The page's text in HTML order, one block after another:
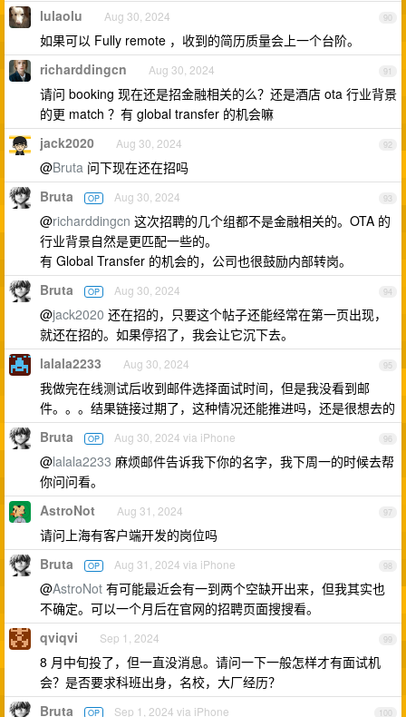
90
lulaolu Aug 30, 2024
如果可以 Fully remote ，收到的简历质量会上一个台阶。
91
richarddingcn Aug 30, 2024
请问 booking 现在还是招金融相关的么？还是酒店 ota 行业背景
的更 match ？有 global transfer 的机会嘛
92
jack2020 Aug 30, 2024
@Bruta 问下现在还在招吗
93
Bruta OP Aug 30, 2024
@richarddingcn 这次招聘的几个组都不是金融相关的。OTA 的
行业背景自然是更匹配一些的。
有 Global Transfer 的机会的，公司也很鼓励内部转岗。
94
Bruta OP Aug 30, 2024
@jack2020 还在招的，只要这个帖子还能经常在第一页出现，
就还在招的。如果停招了，我会让它沉下去。
95
lalala2233 Aug 30, 2024
我做完在线测试后收到邮件选择面试时间，但是我没看到邮
件。。。结果链接过期了，这种情况还能推进吗，还是很想去的
96
Bruta OP Aug 30, 2024 via iPhone
@lalala2233 麻烦邮件告诉我下你的名字，我下周一的时候去帮
你问问看。
97
AstroNot Aug 31, 2024
请问上海有客户端开发的岗位吗
98
Bruta OP Aug 31, 2024 via iPhone
@AstroNot 有可能最近会有一到两个空缺开出来，但我其实也
不确定。可以一个月后在官网的招聘页面搜搜看。
99
qviqvi Sep 1, 2024
8 月中旬投了，但一直没消息。请问一下一般怎样才有面试机
会？是否要求科班出身，名校，大厂经历？
100
Bruta OP Sep 1, 2024 via iPhone